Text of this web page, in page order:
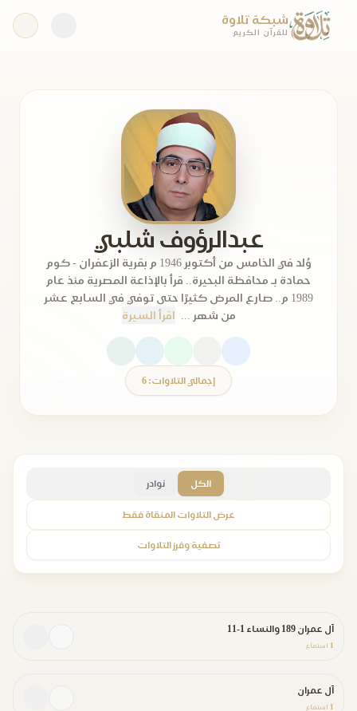
شبكة تلاوة
للقرآن الكريم
عبدالرؤوف شلبي
وُلد في الخامس من أكتوبر 1946 م بقرية الزعفران - كوم
حمادة بـ محافظة البحيرة.. قرأ بالإذاعة المصرية منذ عام
1989 م.. صارع المرض كثيرًا حتى توفي في السابع عشر
من شهر ...
اقرأ السيرة
إجمالي التلاوات: 6
الكل نوادر
عرض التلاوات المنقاة فقط
تصفية وفرز التلاوات
آل عمران 189 والنساء 1-11
1 استماع
آل عمران
1 استماع